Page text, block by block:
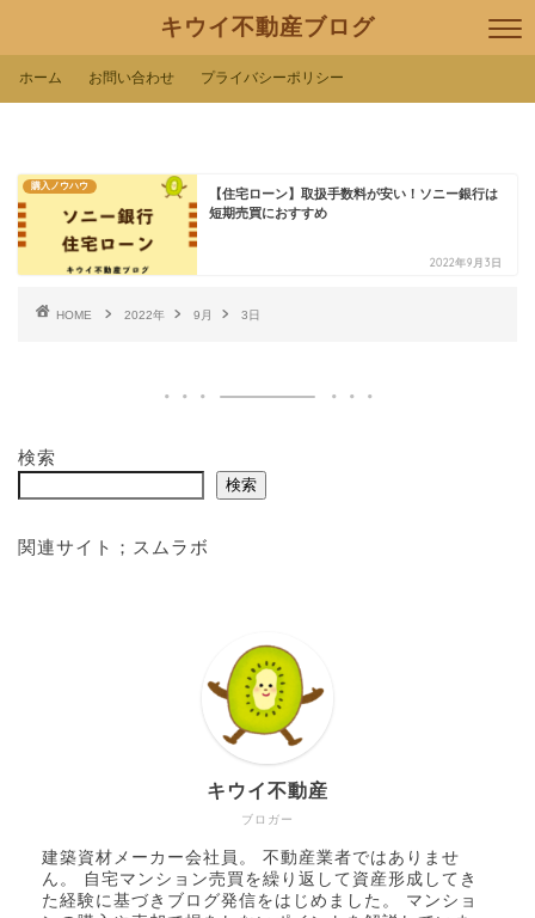
キウイ不動産ブログ
ホーム お問い合わせ プライバシーポリシー
購入ノウハウ
【住宅ローン】取扱手数料が安い！ソニー銀行は
短期売買におすすめ
2022年9月3日
HOME 2022年 9月 3日
検索
検索
関連サイト； スムラボ
ブロガー
キウイ不動産
建築資材メーカー会社員。 不動産業者ではありませ
ん。 自宅マンション売買を繰り返して資産形成してき
た経験に基づきブログ発信をはじめました。 マンショ